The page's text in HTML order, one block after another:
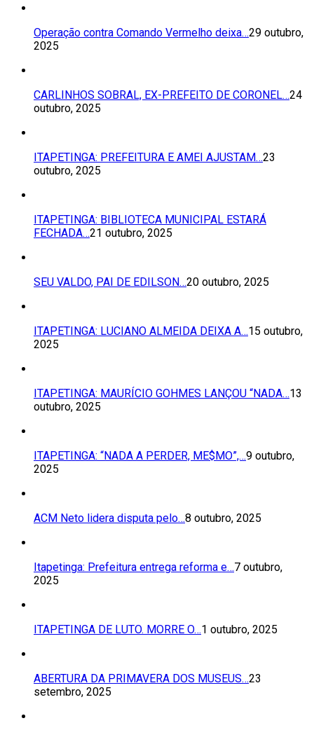
Operação contra Comando Vermelho deixa…29 outubro,
2025
CARLINHOS SOBRAL, EX-PREFEITO DE CORONEL…24
outubro, 2025
ITAPETINGA: PREFEITURA E AMEI AJUSTAM…23
outubro, 2025
ITAPETINGA: BIBLIOTECA MUNICIPAL ESTARÁ
FECHADA…21 outubro, 2025
SEU VALDO, PAI DE EDILSON…20 outubro, 2025
ITAPETINGA: LUCIANO ALMEIDA DEIXA A…15 outubro,
2025
ITAPETINGA: MAURÍCIO GOHMES LANÇOU “NADA…13
outubro, 2025
ITAPETINGA: “NADA A PERDER, ME$MO”,…9 outubro,
2025
ACM Neto lidera disputa pelo…8 outubro, 2025
Itapetinga: Prefeitura entrega reforma e…7 outubro,
2025
ITAPETINGA DE LUTO. MORRE O…1 outubro, 2025
ABERTURA DA PRIMAVERA DOS MUSEUS…23
setembro, 2025